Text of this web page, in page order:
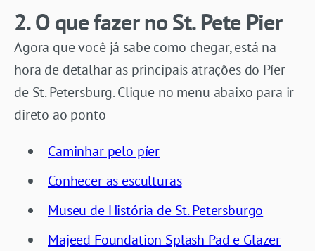
2. O que fazer no St. Pete Pier
Agora que você já sabe como chegar, está na
hora de detalhar as principais atrações do Píer
de St. Petersburg. Clique no menu abaixo para ir
direto ao ponto
Caminhar pelo píer
Conhecer as esculturas
Museu de História de St. Petersburgo
Majeed Foundation Splash Pad e Glazer